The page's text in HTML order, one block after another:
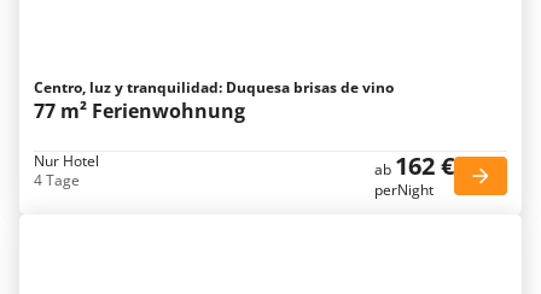
Centro, luz y tranquilidad: Duquesa brisas de vino
77 m² Ferienwohnung
Nur Hotel
4 Tage
ab 162 €
perNight